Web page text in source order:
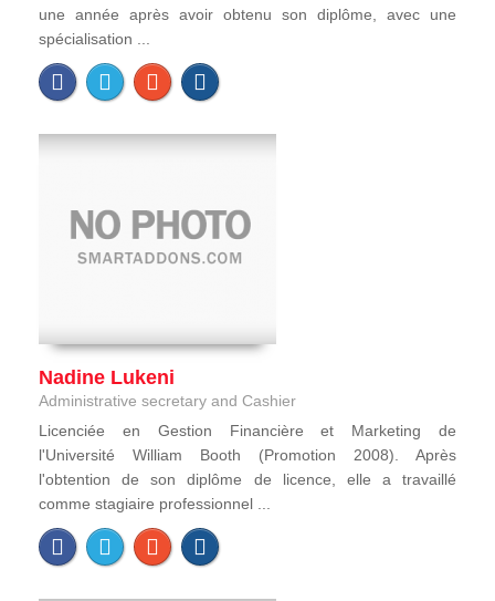
une année après avoir obtenu son diplôme, avec une
spécialisation ...
Nadine Lukeni
Administrative secretary and Cashier
Licenciée en Gestion Financière et Marketing de
l'Université William Booth (Promotion 2008). Après
l'obtention de son diplôme de licence, elle a travaillé
comme stagiaire professionnel ...